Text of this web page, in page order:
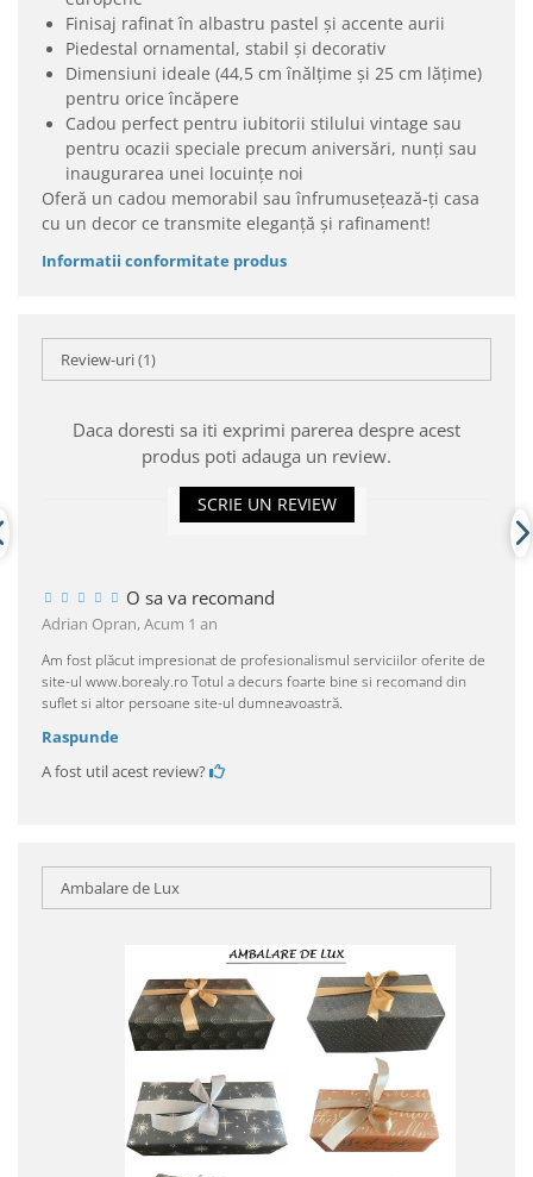
Finisaj rafinat în albastru pastel și accente aurii
Piedestal ornamental, stabil și decorativ
Dimensiuni ideale (44,5 cm înălțime și 25 cm lățime)
pentru orice încăpere
Cadou perfect pentru iubitorii stilului vintage sau
pentru ocazii speciale precum aniversări, nunți sau
inaugurarea unei locuințe noi
Oferă un cadou memorabil sau înfrumusețează-ți casa
cu un decor ce transmite eleganță și rafinament!
Informatii conformitate produs
Review-uri(1)
Daca doresti sa iti exprimi parerea despre acest
produs poti adauga un review.
SCRIE UN REVIEW
O sa va recomand
Adrian Opran,Acum 1 an
Am fost plăcut impresionat de profesionalismul serviciilor oferite de
site-ul www.borealy.ro Totul a decurs foarte bine si recomand din
suflet si altor persoane site-ul dumneavoastră.
Raspunde
A fost util acest review?
Ambalare de Lux